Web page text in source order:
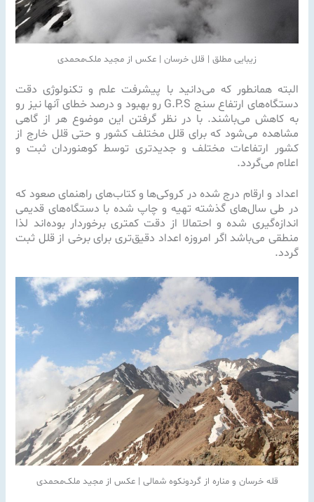
زیبایی مطلق | قلل خرسان | عکس از مجید ملک‌محمدی
البته همانطور که می‌دانید با پیشرفت علم و تکنولوژی دقت
دستگاه‌های ارتفاع سنج G.P.S رو بهبود و درصد خطای آنها نیز رو
به کاهش می‌باشند. با در نظر گرفتن این موضوع هر از گاهی
مشاهده می‌شود که برای قلل مختلف کشور و حتی قلل خارج از
کشور ارتفاعات مختلف و جدیدتری توسط کوهنوردان ثبت و
اعلام می‌گردد.
اعداد و ارقام درج شده در کروکی‌ها و کتاب‌های راهنمای صعود که
در طی سال‌‌های گذشته تهیه و چاپ شده با دستگاه‌های قدیمی
اندازه‌گیری شده و احتمالا از دقت کمتری برخوردار بوده‌اند لذا
منطقی می‌باشد اگر امروزه اعداد دقیق‌تری برای برخی از قلل ثبت
گردد.
قله خرسان و مناره از گردونکوه شمالی | عکس از مجید ملک‌محمدی